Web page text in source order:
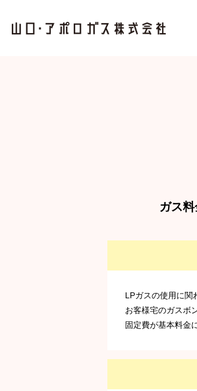
ガス料
LPガスの使用に関
お客様宅のガスボ
固定費が基本料金